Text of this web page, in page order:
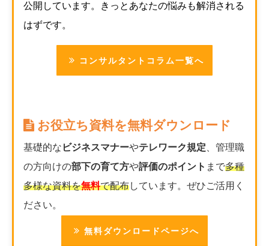
公開しています。きっとあなたの悩みも解消される
はずです。
コンサルタントコラム一覧へ
お役立ち資料を無料ダウンロード
基礎的な ビジネスマナーやテレワーク規定 、管理職
の方向けの部下の育て方や評価のポイント まで多種
多様な資料を無料で配布しています。ぜひご活用く
ださい。
無料ダウンロードページへ